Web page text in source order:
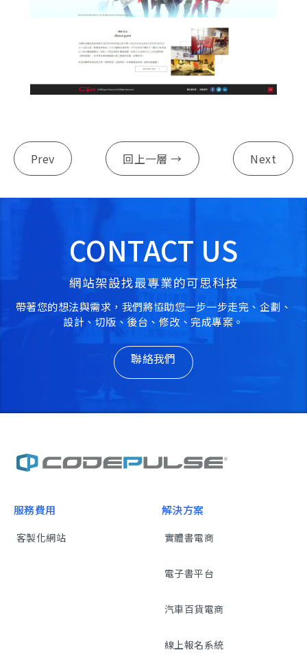
Prev 回上一層 → Next
CONTACT US
網站架設找最專業的可思科技
帶著您的想法與需求，我們將協助您一步一步走完、企劃、
設計、切版、後台、修改、完成專案。
聯絡我們
服務費用
客製化網站
解決方案
實體書電商
電子書平台
汽車百貨電商
線上報名系統